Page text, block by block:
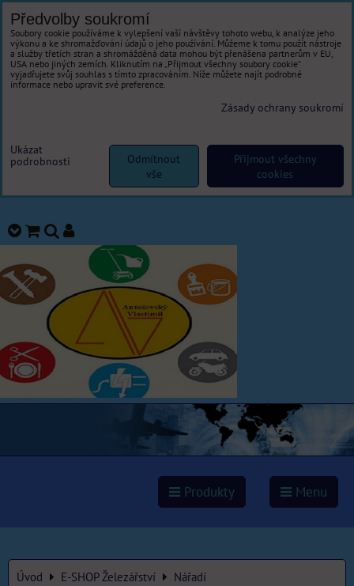
Produkty Menu
Úvod E-SHOP Železářství
Nářadí
Předvolby soukromí
Soubory cookie používáme k vylepšení vaší návštěvy tohoto webu, k analýze jeho
výkonu a ke shromažďování údajů o jeho používání. Můžeme k tomu použít nástroje
a služby třetích stran a shromážděná data mohou být přenášena partnerům v EU,
USA nebo jiných zemích. Kliknutím na „Přijmout všechny soubory cookie“
vyjadřujete svůj souhlas s tímto zpracováním. Níže můžete najít podrobné
informace nebo upravit své preference.
Zásady ochrany soukromí
Ukázat
podrobnosti
Přijmout všechny
cookies
Odmítnout
vše